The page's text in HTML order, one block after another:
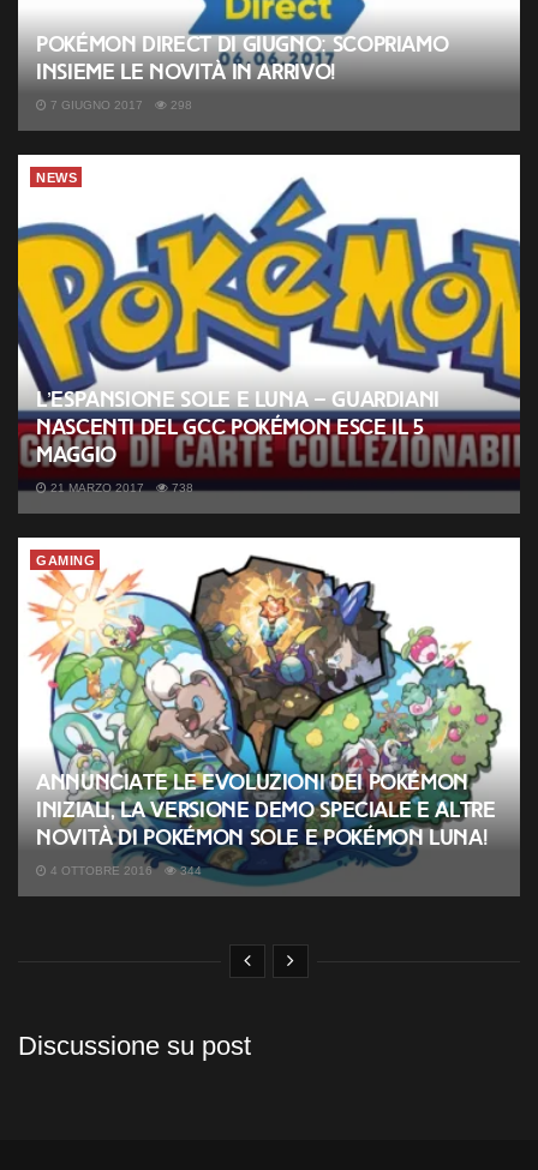
Pokémon Direct di Giugno: scopriamo
insieme le novità in arrivo!
7 GIUGNO 2017 298
NEWS
L’espansione Sole e Luna – Guardiani
Nascenti del GCC Pokémon esce il 5
maggio
21 MARZO 2017 738
GAMING
ANNUNCIATE LE EVOLUZIONI DEI POKÉMON
INIZIALI, LA VERSIONE DEMO SPECIALE E ALTRE
NOVITÀ DI POKÉMON SOLE E POKÉMON LUNA!
4 OTTOBRE 2016 344
Discussione su post